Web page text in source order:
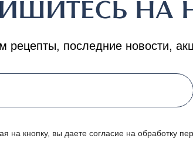
НА
рецепты, последние новости,
на кнопку, вы даете согласие на обработку